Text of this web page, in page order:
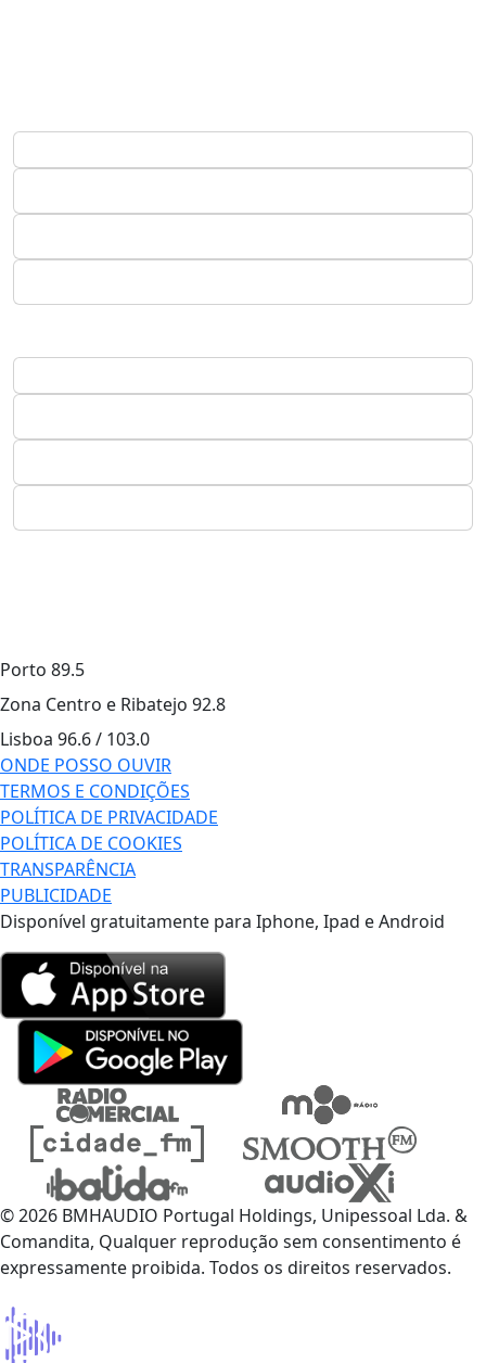
Porto 89.5
Zona Centro e Ribatejo 92.8
Lisboa 96.6 / 103.0
ONDE POSSO OUVIR
TERMOS E CONDIÇÕES
POLÍTICA DE PRIVACIDADE
POLÍTICA DE COOKIES
TRANSPARÊNCIA
PUBLICIDADE
Disponível gratuitamente para Iphone, Ipad e Android
© 2026 BMHAUDIO Portugal Holdings, Unipessoal Lda. &
Comandita, Qualquer reprodução sem consentimento é
expressamente proibida. Todos os direitos reservados.